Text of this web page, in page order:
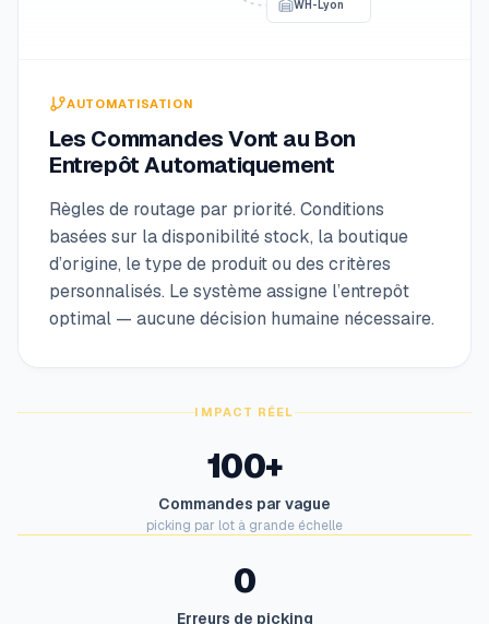
WH-Lyon
AUTOMATISATION
Les Commandes Vont au Bon
Entrepôt Automatiquement
Règles de routage par priorité. Conditions
basées sur la disponibilité stock, la boutique
d’origine, le type de produit ou des critères
personnalisés. Le système assigne l’entrepôt
optimal — aucune décision humaine nécessaire.
IMPACT RÉEL
100+
Commandes par vague
picking par lot à grande échelle
0
Erreurs de picking